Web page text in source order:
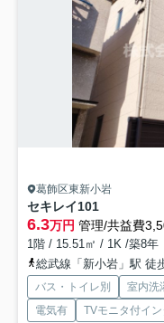
葛飾区東新小岩
セキレイ101
6.3万円 管理/共益費
1階 / 15.51㎡ / 1K /築8年
総武線「新小岩」駅 徒
バス・トイレ別 室内洗
電気有
TVモニタ付イ